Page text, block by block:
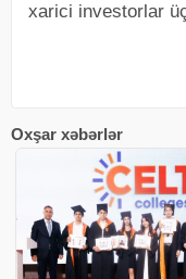
xarici investorlar
Oxşar xəbərlər